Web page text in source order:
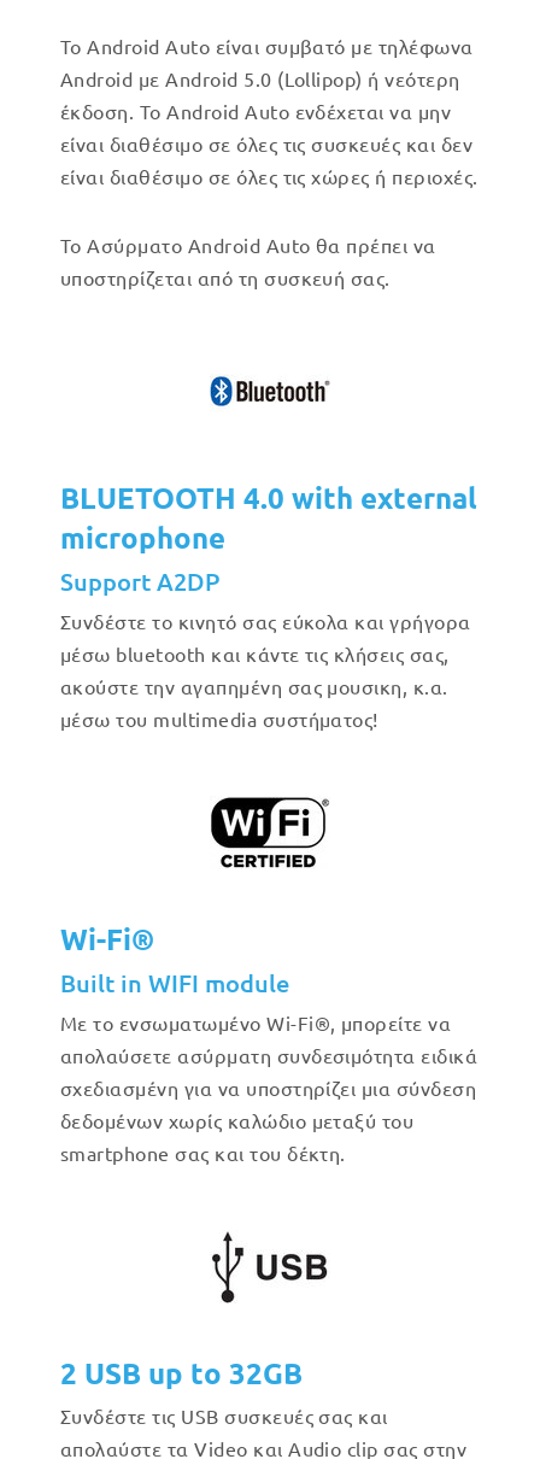
Το Android Auto είναι συμβατό με τηλέφωνα
Android με Android 5.0 (Lollipop) ή νεότερη
έκδοση. Το Android Auto ενδέχεται να μην
είναι διαθέσιμο σε όλες τις συσκευές και δεν
είναι διαθέσιμο σε όλες τις χώρες ή περιοχές.
Το Ασύρματο Android Auto θα πρέπει να
υποστηρίζεται από τη συσκευή σας.
BLUETOOTH 4.0 with external
microphone
Support A2DP
Συνδέστε το κινητό σας εύκολα και γρήγορα
μέσω bluetooth και κάντε τις κλήσεις σας,
ακούστε την αγαπημένη σας μουσικη, κ.α.
μέσω του multimedia συστήματος!
Wi-Fi®
Built in WIFI module
Με το ενσωματωμένο Wi-Fi®, μπορείτε να
απολαύσετε ασύρματη συνδεσιμότητα ειδικά
σχεδιασμένη για να υποστηρίζει μια σύνδεση
δεδομένων χωρίς καλώδιο μεταξύ του
smartphone σας και του δέκτη.
2 USB up to 32GB
Συνδέστε τις USB συσκευές σας και
απολαύστε τα Video και Audio clip σας στην